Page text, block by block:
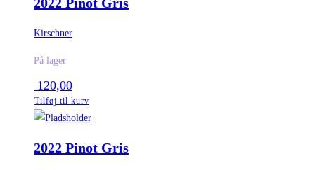
Kirschner
På lager
120,00
Tilføj til kurv
2022 Pinot Gris